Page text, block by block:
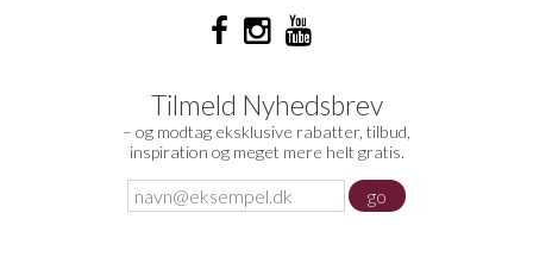
Tilmeld Nyhedsbrev
– og modtag eksklusive rabatter, tilbud,
inspiration og meget mere helt gratis.